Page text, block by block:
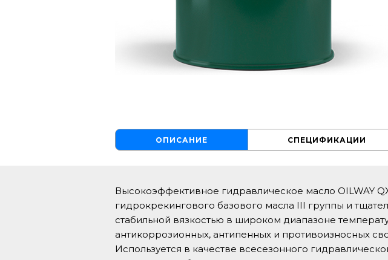
ОПИСАНИЕ СПЕЦИФИКАЦИИ
Высокоэффективное гидравлическое масло OILWAY
гидрокрекингового базового масла III группы и
стабильной вязкостью в широком диапазоне
антикоррозионных, антипенных и противоизносных
Используется в качестве всесезонного